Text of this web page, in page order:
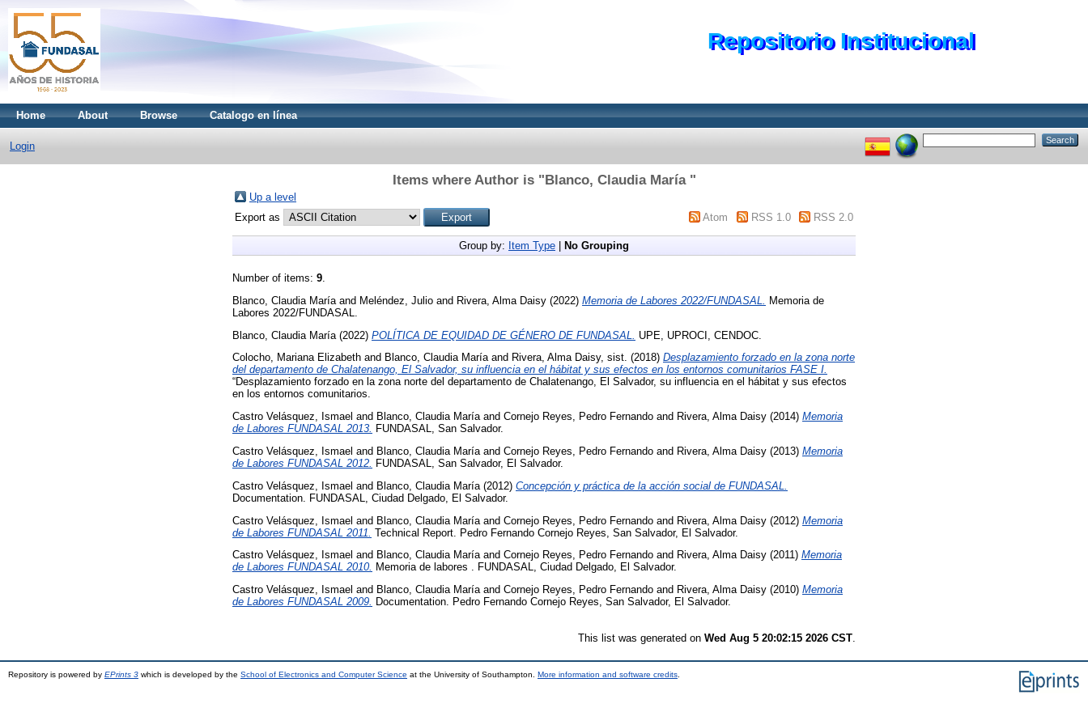
Repositorio Institucional
Home About Browse Catalogo en línea
Login
Items where Author is "Blanco, Claudia María "
Up a level
Export as
Atom RSS 1.0 RSS 2.0
Group by: Item Type No Grouping
Number of items: 9.
Blanco, Claudia María and Meléndez, Julio and Rivera, Alma Daisy (2022) Memoria de Labores 2022/FUNDASAL.
Memoria de
Labores 2022/FUNDASAL.
Blanco, Claudia María (2022) POLÍTICA DE EQUIDAD DE GÉNERO DE FUNDASAL.
UPE, UPROCI, CENDOC.
Colocho, Mariana Elizabeth and Blanco, Claudia Maríaand Rivera, Alma Daisy, sist. (2018) Desplazamiento forzado en la zona norte
del departamento de Chalatenango, El Salvador, su influencia en el hábitat y sus efectos en los entornos comunitarios FASE I.
“Desplazamiento forzado en la zona norte del departamento de Chalatenango, El Salvador, su influencia en el hábitat y sus efectos
en los entornos comunitarios.
Castro Velásquez, Ismael and Blanco, Claudia María and Cornejo Reyes, Pedro Fernando and Rivera, Alma Daisy (2014) Memoria
de Labores FUNDASAL 2013. FUNDASAL, San Salvador.
Castro Velásquez, Ismael and Blanco, Claudia María and Cornejo Reyes, Pedro Fernando and Rivera, Alma Daisy (2013) Memoria
de Labores FUNDASAL 2012.
FUNDASAL, San Salvador, El Salvador.
Castro Velásquez, Ismael and Blanco, Claudia María (2012) Concepción y práctica de la acción social de FUNDASAL.
Documentation. FUNDASAL, Ciudad Delgado, El Salvador.
Castro Velásquez, Ismael and Blanco, Claudia María and Cornejo Reyes, Pedro Fernando and Rivera, Alma Daisy (2012) Memoria
de Labores FUNDASAL 2011. Technical Report. Pedro Fernando Cornejo Reyes, San Salvador, El Salvador.
Castro Velásquez, Ismael and Blanco, Claudia Maríaand Cornejo Reyes, Pedro Fernando and Rivera, Alma Daisy (2011) Memoria
de Labores FUNDASAL 2010. Memoria de labores . FUNDASAL, Ciudad Delgado, El Salvador.
Castro Velásquez, Ismael and Blanco, Claudia Maríaand Cornejo Reyes, Pedro Fernando and Rivera, Alma Daisy (2010) Memoria
de Labores FUNDASAL 2009. Documentation. Pedro Fernando Cornejo Reyes, San Salvador, El Salvador.
This list was generated on Wed Aug 5 20:02:15 2026 CST.
Repository is powered by EPrints 3 which is developed by the School of Electronics and Computer Science at the University of Southampton. More information and software credits